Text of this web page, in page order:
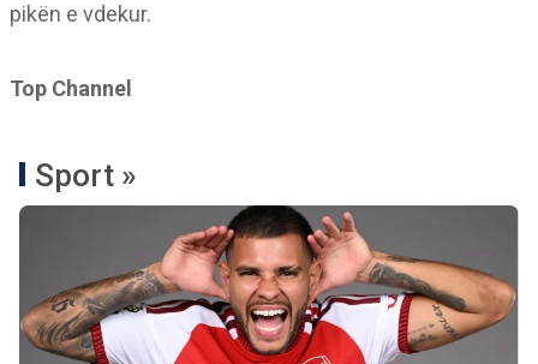
pikën e vdekur.
Top Channel
Sport »